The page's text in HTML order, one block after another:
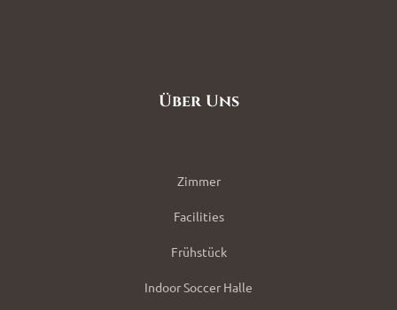
Über Uns
Zimmer
Facilities
Frühstück
Indoor Soccer Halle